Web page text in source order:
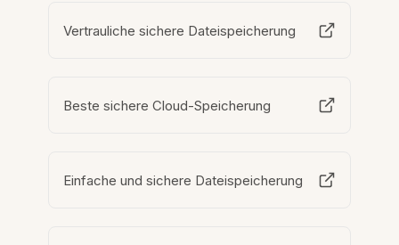
Vertrauliche sichere Dateispeicherung
Beste sichere Cloud-Speicherung
Einfache und sichere Dateispeicherung